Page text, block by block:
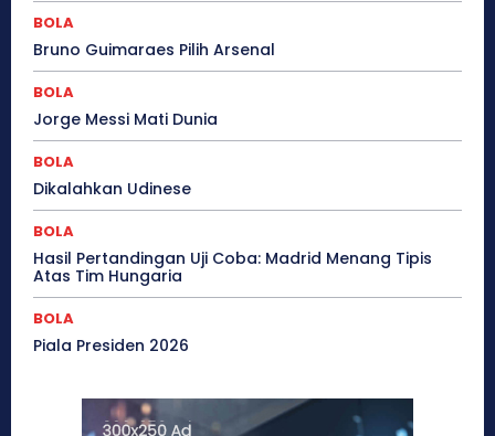
BOLA
Bruno Guimaraes Pilih Arsenal
BOLA
Jorge Messi Mati Dunia
BOLA
Dikalahkan Udinese
BOLA
Hasil Pertandingan Uji Coba: Madrid Menang Tipis
Atas Tim Hungaria
BOLA
Piala Presiden 2026